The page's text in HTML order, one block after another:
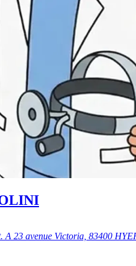
A 23 avenue Victoria, 83400